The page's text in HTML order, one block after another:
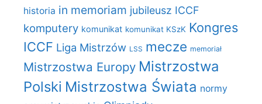
historia in memoriam jubileusz ICCF
komputery komunikat komunikat KSzK Kongres
ICCF Liga Mistrzów LSS mecze memoriał
Mistrzostwa Europy Mistrzostwa
Polski Mistrzostwa Świata normy